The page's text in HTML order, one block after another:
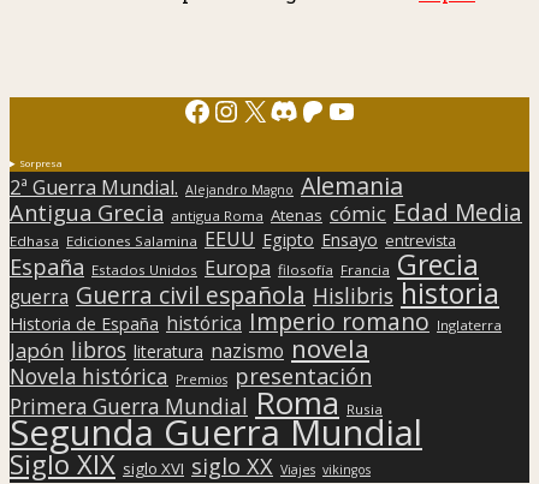
Facebook
Instagram
X Discord
Patreon
YouTube
Sorpresa
2ª Guerra Mundial. Alejandro Magno Alemania
Antigua Grecia antigua Roma Atenas cómic Edad Media
Edhasa Ediciones Salamina EEUU Egipto Ensayo entrevista
España Estados Unidos Europa filosofía Francia Grecia
guerra Guerra civil española Hislibris historia
Historia de España histórica Imperio romano Inglaterra
Japón libros literatura nazismo novela
Novela histórica Premios presentación
Primera Guerra Mundial Roma Rusia
Segunda Guerra Mundial
Siglo XIX siglo XVI siglo XX Viajes vikingos